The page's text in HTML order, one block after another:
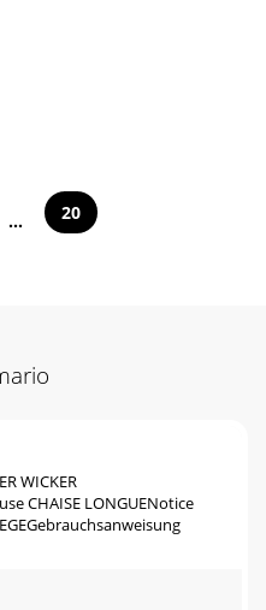
... 20
WICKER
CHAISE LONGUENotice